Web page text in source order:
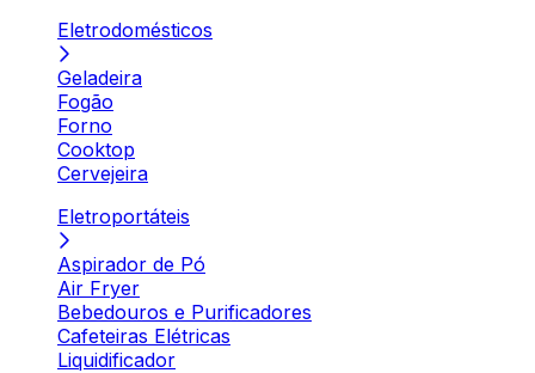
Eletrodomésticos
Geladeira
Fogão
Forno
Cooktop
Cervejeira
Eletroportáteis
Aspirador de Pó
Air Fryer
Bebedouros e Purificadores
Cafeteiras Elétricas
Liquidificador